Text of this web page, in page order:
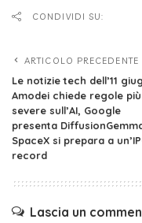
CONDIVIDI SU:
ARTICOLO PRECEDENTE
Le notizie tech dell’11
Amodei chiede regole più
severe sull’AI, Google
presenta
SpaceX si prepara a
record
Lascia un